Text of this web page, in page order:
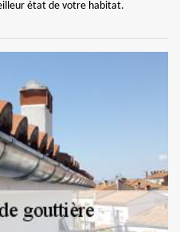
état de votre habitat.